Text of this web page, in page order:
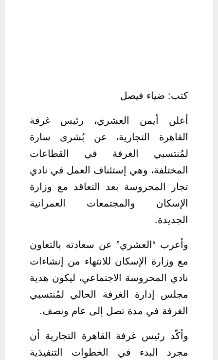
كتب: ضياء فيصل
أعلن أيمن العشري، رئيس غرفة
القاهرة التجارية، عن بُشرى سارة
لمُنتسبي الغرفة في القطاعات
المختلفة، وهي إستئناف العمل في نادي
تجار المحروسة بعد التعاقد مع وزارة
الإسكان والمجتمعات العمرانية
الجديدة.
وأعرب “العشري” عن سعادته بالتعاون
مع وزارة الإسكان للانتهاء من إنشاءات
نادي المحروسة الاجتماعي، ليكون هدية
مجلس إدارة الغرفة الحالي لمُنتسبي
الغرفة في مدة تصل إلى عام ونصف.
وأكّد رئيس غرفة القاهرة التجارية أن
مجرد البدء في الخطوات التنفيذية